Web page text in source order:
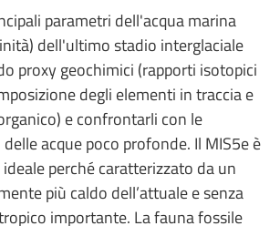
parametri dell'acqua marina
dell'ultimo stadio interglaciale
proxy geochimici (rapporti isotopici
degli elementi in traccia e
e confrontarli con le
acque poco profonde. Il MIS5e è
perché caratterizzato da un
più caldo dell’attuale e senza
importante. La fauna fossile